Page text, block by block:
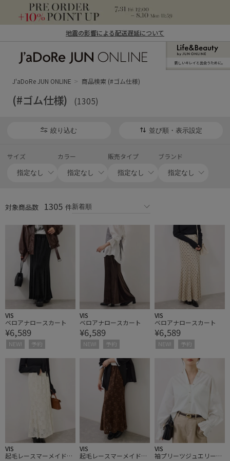
地震の影響による配送遅延について
ン オンライン）
新しいキレイと出合うために。
J'aDoRe JUN ONLINE 商品検索 (#ゴム仕様)
(#ゴム仕様) (1305)
絞り込む 並び順・表示設定
サイズ カラー 販売タイプ ブランド
対象商品数 1305 件
VIS
ベロアナロースカート
¥6,589
NEW! 予約
VIS
ベロアナロースカート
¥6,589
NEW! 予約
VIS
ベロアナロースカート
¥6,589
NEW! 予約
VIS
起毛レースマーメイドス
VIS
起毛レースマーメイドス
VIS
袖プリーツジュエリーボ